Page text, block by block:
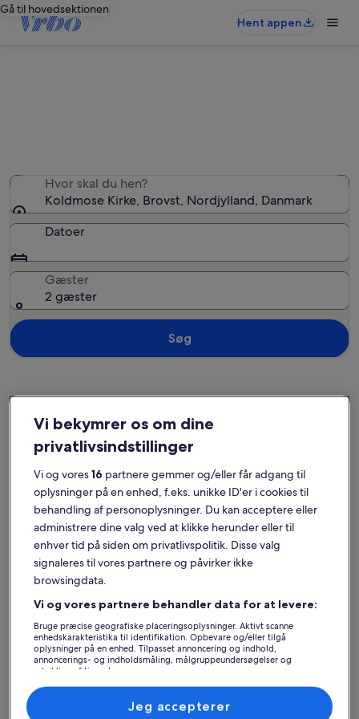
Gå til hovedsektionen
Hent appen
Hvor skal du hen?
Koldmose Kirke, Brovst, Nordjylland, Danmark
Datoer
Gæster
2 gæster
Søg
Find det rette sted tæt på Koldmose Kirke. Ferieboliger har alle de
vigtigste faciliteter til dig og dine venner, familie eller kæledyr, som
f.eks. Wi-Fi og boblebad. Du finder nemt et overnatningssted, der
passer til alles behov, inklusive steder, der er røgfri og har
handicapvenlige faciliteter.
Find overnatningssteder, der passer til dig
Søg efter huse Søg efter lejligheder Søg efter
Vi bekymrer os om dine
privatlivsindstillinger
Vi og vores16 partnere gemmer og/eller får adgang til
oplysninger på en enhed, f.eks. unikke ID'er i cookies til
behandling af personoplysninger. Du kan acceptere eller
administrere dine valg ved at klikke herunder eller til
enhver tid på siden om privatlivspolitik. Disse valg
signaleres til vores partnere og påvirker ikke
browsingdata.
Vi og vores partnere behandler data for at levere:
Bruge præcise geografiske placeringsoplysninger. Aktivt scanne
enhedskarakteristika til identifikation. Opbevare og/eller tilgå
oplysninger på en enhed. Tilpasset annoncering og indhold,
annoncerings- og indholdsmåling, målgruppeundersøgelser og
udvikling af tjenester.
Liste over partnere (leverandører)
Jeg accepterer